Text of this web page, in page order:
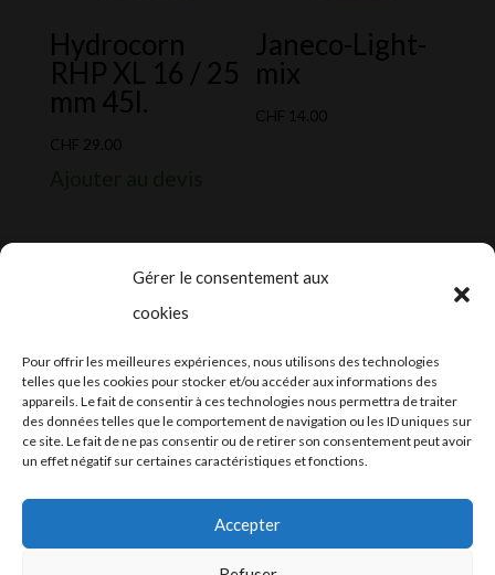
Gérer le consentement aux
cookies
Pour offrir les meilleures expériences, nous utilisons des technologies
telles que les cookies pour stocker et/ou accéder aux informations des
appareils. Le fait de consentir à ces technologies nous permettra de traiter
des données telles que le comportement de navigation ou les ID uniques sur
ce site. Le fait de ne pas consentir ou de retirer son consentement peut avoir
un effet négatif sur certaines caractéristiques et fonctions.
Accepter
Hydrocorn
RHP XL 16 / 25
mm 45l.
CHF 29.00
Janeco-Light-
mix
CHF 14.00
réservés – Conception web byMoovent–
Hébergement et mailInfomaniak